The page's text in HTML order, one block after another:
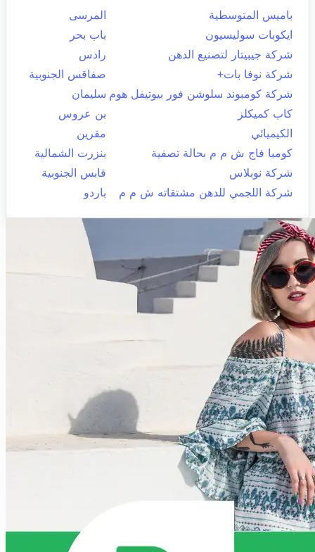
باميس المتوسطية
المرسى
ايكوبات سوليسيون
باب بحر
شركة جيبيتار لتصنيع الدهن
رادس
شركة نوفا بات+
صفاقس الجنوبية
شركة كومبوند سلوشن فور بيوتيفل هوم سليمان
كاب كميكلز
بن عروس
الكيميائي
مقرين
كومبا فاج ش م م بحالة تصفية
بنزرت الشمالية
شركة نوبلاس
قابس الجنوبية
شركة اللجمي للدهن مشتقاته ش م م
باردو